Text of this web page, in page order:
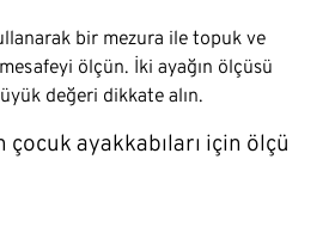
bir mezura ile topuk ve
ölçün. İki ayağın ölçüsü
değeri dikkate alın.
çocuk ayakkabıları için ölçü